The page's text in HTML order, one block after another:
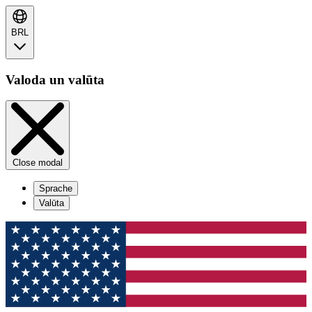
BRL
Valoda un valūta
Close modal
Sprache
Valūta